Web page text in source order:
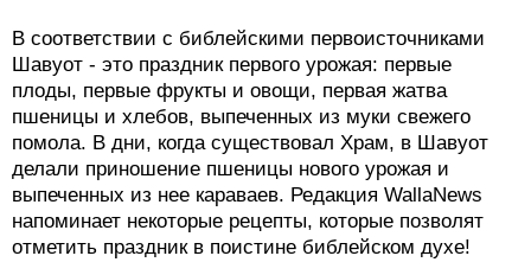
В соответствии с библейскими первоисточниками
Шавуот - это праздник первого урожая: первые
плоды, первые фрукты и овощи, первая жатва
пшеницы и хлебов, выпеченных из муки свежего
помола. В дни, когда существовал Храм, в Шавуот
делали приношение пшеницы нового урожая и
выпеченных из нее караваев. Редакция WallaNews
напоминает некоторые рецепты, которые позволят
отметить праздник в поистине библейском духе!